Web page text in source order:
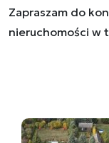
Zapraszam do
nieruchomości w